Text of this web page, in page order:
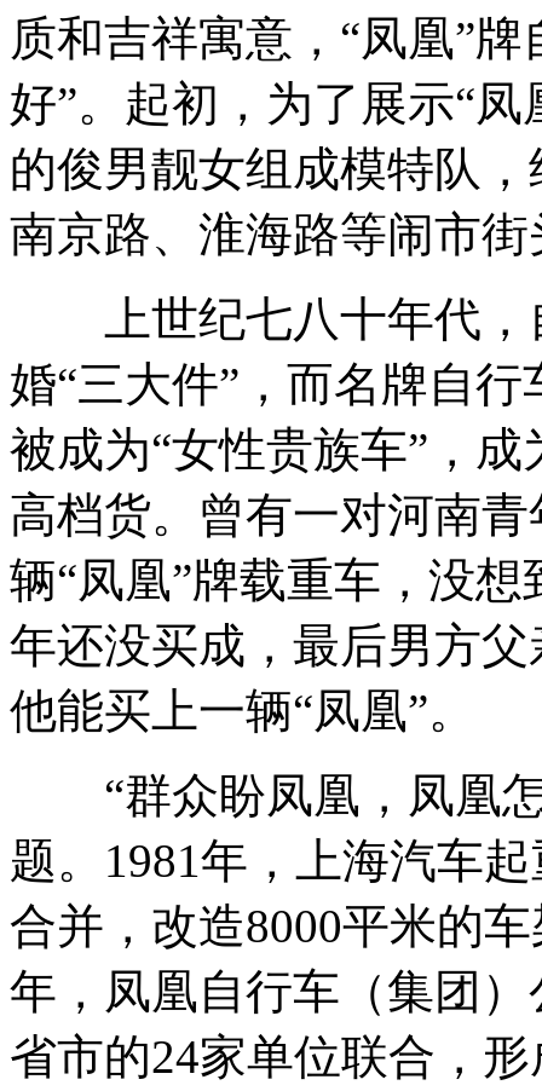
质和吉祥寓意，“凤凰”
好”。起初，为了展示“
的俊男靓女组成模特队
南京路、淮海路等闹市
上世纪七八十年代，
婚“三大件”，而名牌自
被成为“女性贵族车”，
高档货。曾有一对河南
辆“凤凰”牌载重车，没
年还没买成，最后男方
他能买上一辆“凤凰”。
“群众盼凤凰，凤凰怎
题。1981年，上海汽车
合并，改造8000平米的
年，凤凰自行车（集团
省市的24家单位联合，